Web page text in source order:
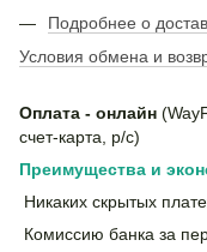
Подробнее о
Условия обмена и
Оплата - онлайн
счет-карта, р/с)
Преимущества и
Никаких скрытых
Комиссию банка за